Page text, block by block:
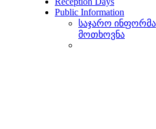
Public Information
საჯარო
მოთხოვნა